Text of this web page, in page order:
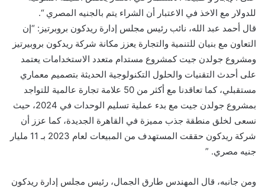
للدولار مع الاخذ في الاعتبار أن الشراء يتم بالجنيه المصري “.
قال أحمد عبد الله، نائب رئيس مجلس إدارة ريدكون بروبرتيز: “إن
التعاون مع بنيان للتنمية والتجارة يعزز مكانة شركة ريدكون بروبيرتيز
ومشروع جولدن جيت كمشروع مستدام متعدد الاستخدامات يعتمد
على أحدث التقنيات والحلول التكنولوجية الحديثة بتصميم معماري
مستقبلي، كما تعاقدنا مع أكثر من 50 علامة تجارة عالمية للتواجد
بمشروع جولدن جيت مع بدء عملية تسليم الوحدات في 2024، حيث
نسعى لخلق منطقة جذب مميزة في القاهرة الجديدة، كما عزز أن
شركة ريدكون حققت المستهدف من المبيعات لعام 2023 بـ 11 مليار
جنيه مصري. ”
ومن جانبه، قال المهندس طارق الجمال، رئيس مجلس إدارة ريدكون